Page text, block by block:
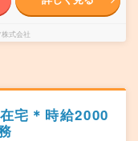
式会社
宅＊時給2000